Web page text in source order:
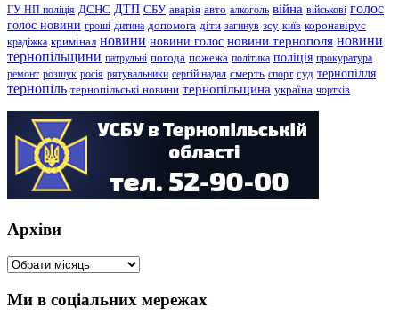
ГУ НП поліція ДСНС ДТП СБУ аварія авто алкоголь війна військові голос
голос новини гроші дитина допомога діти загинув зсу київ коронавірус
крадіжка кримінал новини новини голос новини тернополя новини
тернопільщини патрульні погода пожежа політика поліція прокуратура
ремонт розшук росія рятувальники сергій надал смерть спорт суд тернопілля
тернопіль тернопільські новини тернопільщина україна чортків
Архіви
Архіви
Ми в соціальних мережах